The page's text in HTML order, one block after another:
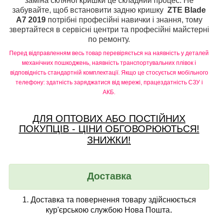
забувайте, щоб встановити задню кришку ZTE Blade
A7 2019потрібні професійні навички і знання, тому
звертайтеся в сервісні центри та професійні майстерні
по ремонту.
Перед відправленням весь товар перевіряється на наявність у деталей
механічних пошкоджень, наявність транспортувальних плівок і
відповідність стандартній комплектації. Якщо це стосується мобільного
телефону: здатність заряджатися від мережі, працездатність СЗУ і
АКБ.
ДЛЯ ОПТОВИХ АБО ПОСТІЙНИХ
ПОКУПЦІВ - ЦІНИ ОБГОВОРЮЮТЬСЯ!
ЗНИЖКИ!
Доставка
1. Доставка та повернення товару здійснюється
кур'єрською службою Нова Пошта.